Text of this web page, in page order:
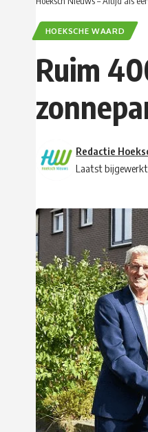
HOEKSCHE WAARD
Ruim
Laatst
Redactie